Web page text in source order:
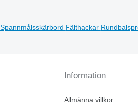
Spannmålsskärbord Fälthackar
Information
Allmänna villkor